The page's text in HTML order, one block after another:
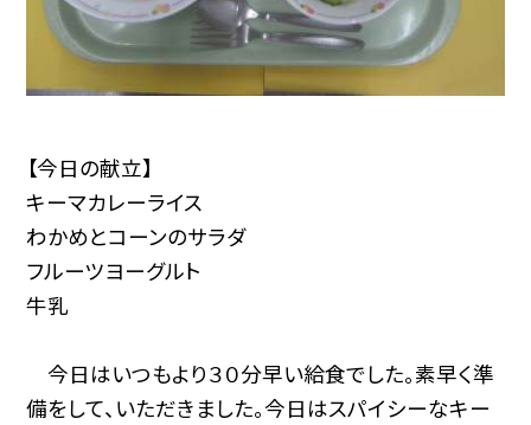
【今日の献立】
キーマカレーライス
わかめとコーンのサラダ
フルーツヨーグルト
牛乳
今日はいつもより３０分早い給食でした。素早く準
備をして、いただきました。今日はスパイシーなキー